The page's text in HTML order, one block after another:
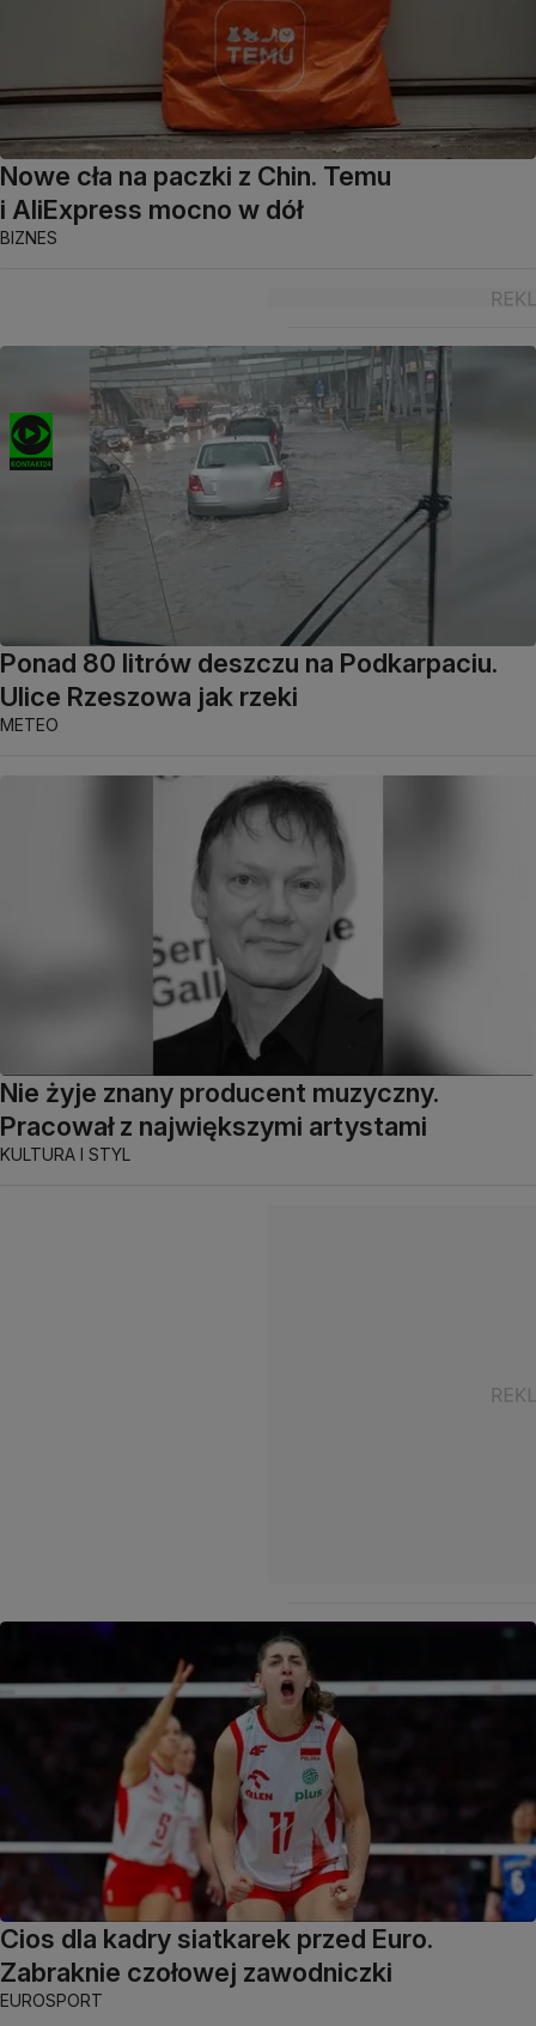
Nowe cła na paczki z Chin. Temu
i AliExpress mocno w dół
BIZNES
Ponad 80 litrów deszczu na Podkarpaciu.
Ulice Rzeszowa jak rzeki
METEO
Nie żyje znany producent muzyczny.
Pracował z największymi artystami
KULTURA I STYL
Cios dla kadry siatkarek przed Euro.
Zabraknie czołowej zawodniczki
EUROSPORT